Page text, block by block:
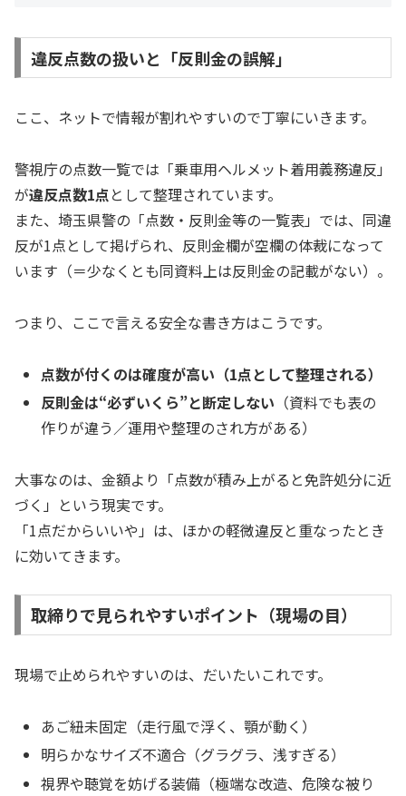
違反点数の扱いと「反則金の誤解」
ここ、ネットで情報が割れやすいので丁寧にいきます。
警視庁の点数一覧では「乗車用ヘルメット着用義務違反」
が違反点数1点として整理されています。
また、埼玉県警の「点数・反則金等の一覧表」では、同違
反が1点として掲げられ、反則金欄が空欄の体裁になって
います（＝少なくとも同資料上は反則金の記載がない）。
つまり、ここで言える安全な書き方はこうです。
点数が付くのは確度が高い（1点として整理される）
反則金は“必ずいくら”と断定しない （資料でも表の
作りが違う／運用や整理のされ方がある）
大事なのは、金額より「点数が積み上がると免許処分に近
づく」という現実です。
「1点だからいいや」は、ほかの軽微違反と重なったとき
に効いてきます。
取締りで見られやすいポイント（現場の目）
現場で止められやすいのは、だいたいこれです。
あご紐未固定（走行風で浮く、顎が動く）
明らかなサイズ不適合（グラグラ、浅すぎる）
視界や聴覚を妨げる装備（極端な改造、危険な被り